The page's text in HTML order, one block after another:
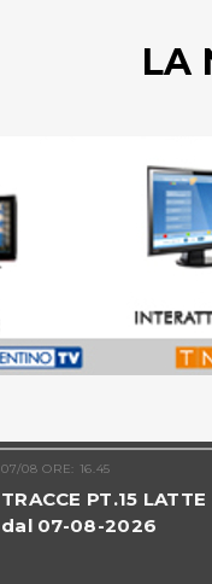
LA
07/08 ORE: 16.45
TRACCE PT.15
dal 07-08-2026